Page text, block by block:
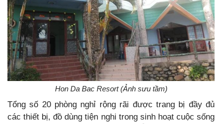
Hon Da Bac Resort (Ảnh sưu tầm)
Tổng số 20 phòng nghỉ rộng rãi được trang bị đầy đủ
các thiết bị, đồ dùng tiện nghi trong sinh hoạt cuộc sống